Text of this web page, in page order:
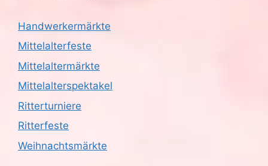
Handwerkermärkte
Mittelalterfeste
Mittelaltermärkte
Mittelalterspektakel
Ritterturniere
Ritterfeste
Weihnachtsmärkte